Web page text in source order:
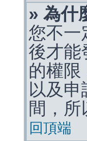
» 為什
您不一
後才能
的權限
以及
間，所
回頂端